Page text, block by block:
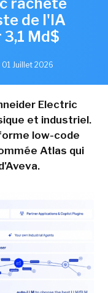
de l'IA
Md$
01 Juillet 2026
Electric
et industriel.
low-code
Atlas qui